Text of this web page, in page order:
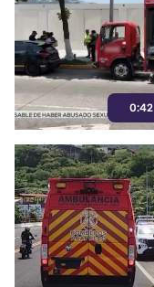
0:42